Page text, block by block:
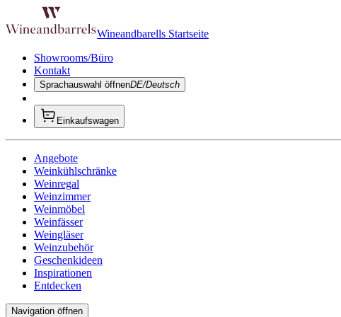
Wineandbarells Startseite
Showrooms/Büro
Kontakt
Sprachauswahl öffnenDE/Deutsch
Einkaufswagen
Angebote
Weinkühlschränke
Weinregal
Weinzimmer
Weinmöbel
Weinfässer
Weingläser
Weinzubehör
Geschenkideen
Inspirationen
Entdecken
Navigation öffnen